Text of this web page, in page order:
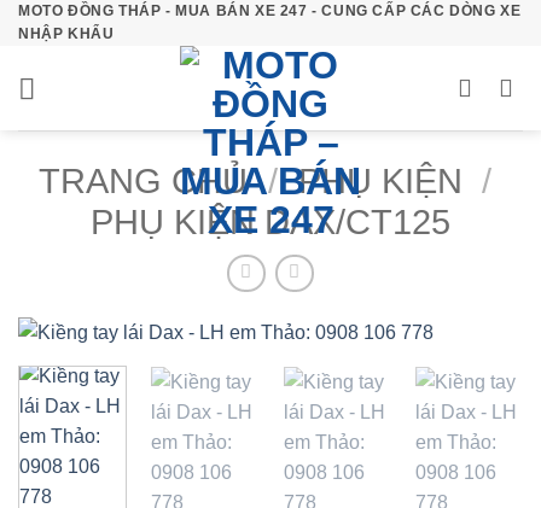
Bỏ
qua
nội
dung
MOTO ĐỒNG THÁP - MUA BÁN XE 247 - CUNG CẤP CÁC DÒNG XE
NHẬP KHẨU
TRANG CHỦ / PHỤ KIỆN /
PHỤ KIỆN DAX/CT125